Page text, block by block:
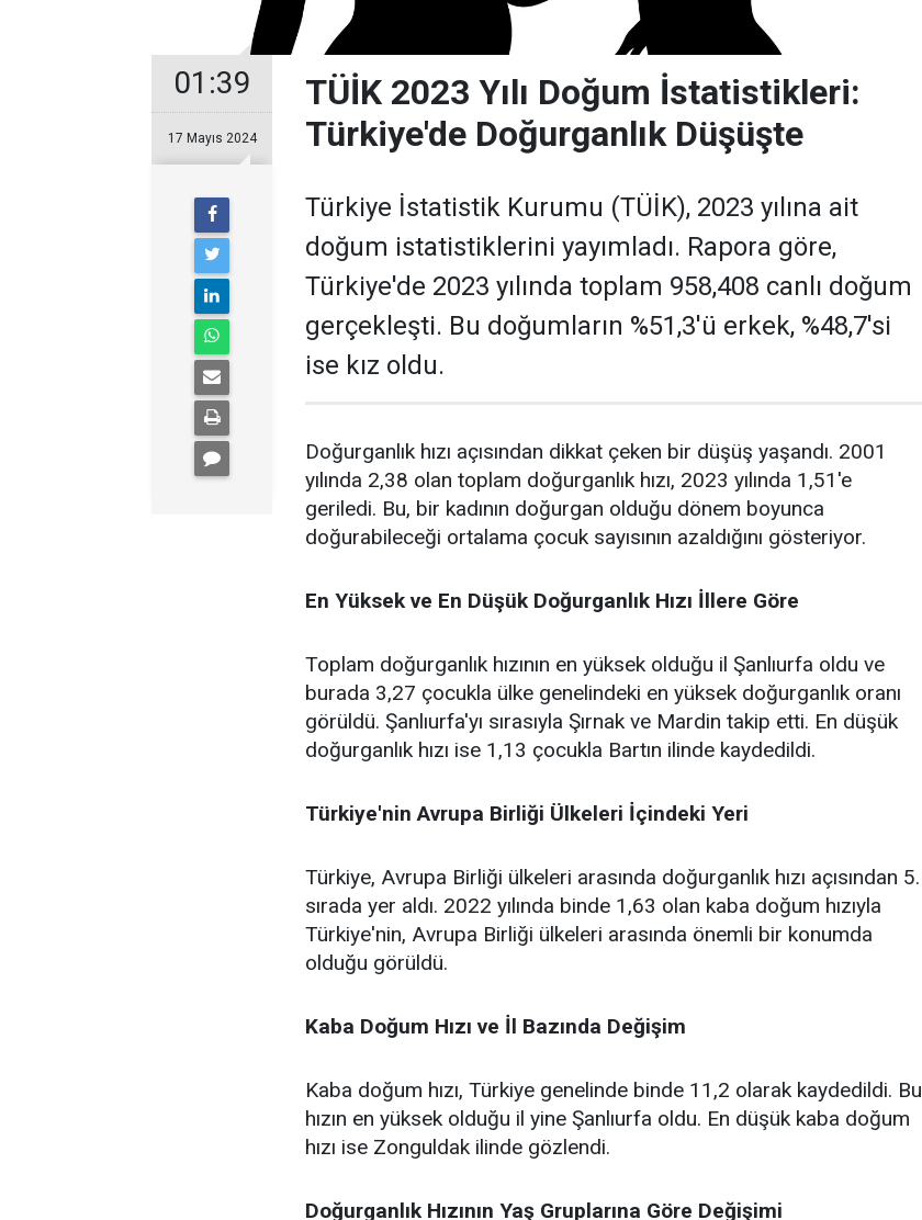
01:39
17 Mayıs 2024
TÜİK 2023 Yılı Doğum İstatistikleri:
Türkiye'de Doğurganlık Düşüşte
Türkiye İstatistik Kurumu (TÜİK), 2023 yılına ait
doğum istatistiklerini yayımladı. Rapora göre,
Türkiye'de 2023 yılında toplam 958,408 canlı doğum
gerçekleşti. Bu doğumların %51,3'ü erkek, %48,7'si
ise kız oldu.
Doğurganlık hızı açısından dikkat çeken bir düşüş yaşandı. 2001
yılında 2,38 olan toplam doğurganlık hızı, 2023 yılında 1,51'e
geriledi. Bu, bir kadının doğurgan olduğu dönem boyunca
doğurabileceği ortalama çocuk sayısının azaldığını gösteriyor.
En Yüksek ve En Düşük Doğurganlık Hızı İllere Göre
Toplam doğurganlık hızının en yüksek olduğu il Şanlıurfa oldu ve
burada 3,27 çocukla ülke genelindeki en yüksek doğurganlık oranı
görüldü. Şanlıurfa'yı sırasıyla Şırnak ve Mardin takip etti. En düşük
doğurganlık hızı ise 1,13 çocukla Bartın ilinde kaydedildi.
Türkiye'nin Avrupa Birliği Ülkeleri İçindeki Yeri
Türkiye, Avrupa Birliği ülkeleri arasında doğurganlık hızı açısından 5.
sırada yer aldı. 2022 yılında binde 1,63 olan kaba doğum hızıyla
Türkiye'nin, Avrupa Birliği ülkeleri arasında önemli bir konumda
olduğu görüldü.
Kaba Doğum Hızı ve İl Bazında Değişim
Kaba doğum hızı, Türkiye genelinde binde 11,2 olarak kaydedildi. Bu
hızın en yüksek olduğu il yine Şanlıurfa oldu. En düşük kaba doğum
hızı ise Zonguldak ilinde gözlendi.
Doğurganlık Hızının Yaş Gruplarına Göre Değişimi